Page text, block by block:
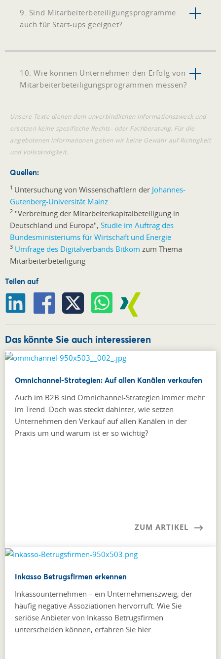
9. Sind Mitarbeiterbeteiligungsprogramme
auch für Start-ups geeignet?
10. Wie können Unternehmen den Erfolg von
Mitarbeiterbeteiligungsprogrammen messen?
Unsere Texte dienen dem unverbindlichen Informationszweck und
ersetzen keine spezifische Rechts- oder Fachberatung. Für die
angebotenen Informationen geben wir keine Gewähr auf Richtigkeit
und Vollständigkeit.
Quellen:
1 Untersuchung von Wissenschaftlern der Johannes-
Gutenberg-Universität Mainz
2 "Verbreitung der Mitarbeiterkapitalbeteiligung in
Deutschland und Europa", Studie im Auftrag des
Bundesministeriums für Wirtschaft und Energie
3 Umfrage des Digitalverbands Bitkom zum Thema
Mitarbeiterbeteiligung
Teilen auf
Das könnte Sie auch interessieren
Omnichannel-Strategien: Auf allen Kanälen verkaufen
Auch im B2B sind Omnichannel-Strategien immer mehr
im Trend. Doch was steckt dahinter, wie setzen
Unternehmen den Verkauf auf allen Kanälen in der
Praxis um und warum ist er so wichtig?
ZUM ARTIKEL
Inkasso Betrugsfirmen erkennen
Inkassounternehmen – ein Unternehmenszweig, der
häufig negative Assoziationen hervorruft. Wie Sie
seriöse Anbieter von Inkasso Betrugsfirmen
unterscheiden können, erfahren Sie hier.